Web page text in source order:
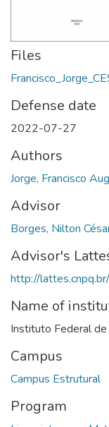
Files
Defense date
2022-07-27
Authors
Jorge, Francisco
Advisor
Borges, Nilton
Advisor's
http://
Name of
Instituto Federal de
Campus
Campus Estrutural
Program